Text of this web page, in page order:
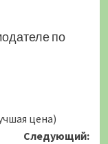
по
цена)
Следующий: